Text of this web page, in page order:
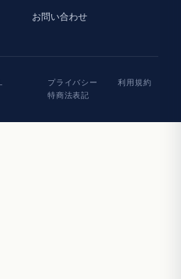
お問い合わせ
プライバシー
利用規約
特商法表記